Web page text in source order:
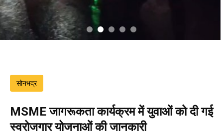
सोनभद्र
MSME जागरूकता कार्यक्रम में युवाओं को दी गई
स्वरोजगार योजनाओं की जानकारी